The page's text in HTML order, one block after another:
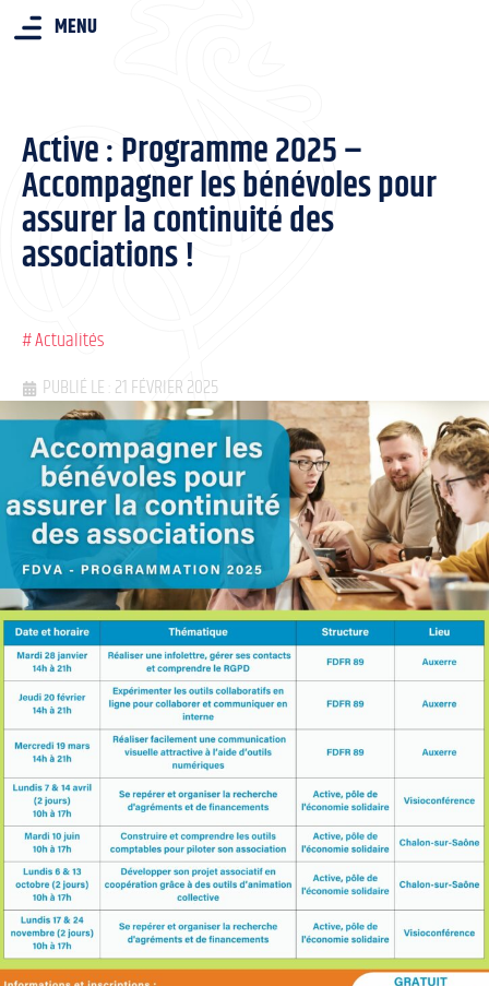
MENU
Active : Programme 2025 –
Accompagner les bénévoles pour
assurer la continuité des
associations !
#Actualités
PUBLIÉ LE : 21 FÉVRIER 2025